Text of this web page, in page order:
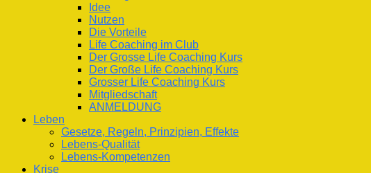
Idee
Nutzen
Die Vorteile
Life Coaching im Club
Der Grosse Life Coaching Kurs
Der Große Life Coaching Kurs
Grosser Life Coaching Kurs
Mitgliedschaft
ANMELDUNG
Leben
Gesetze, Regeln, Prinzipien, Effekte
Lebens-Qualität
Lebens-Kompetenzen
Krise